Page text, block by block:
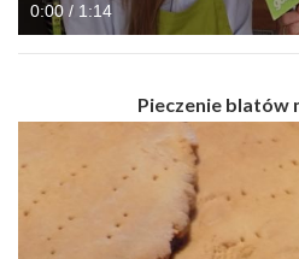
0:00 / 1:14
Pieczenie blatów